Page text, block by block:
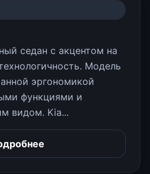
седан с акцентом на
Модель
эргономикой
функциями и
видом. Kia...